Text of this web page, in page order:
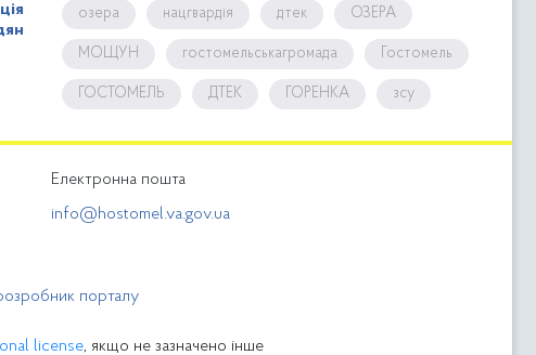
озера нацгвардія дтек ОЗЕРА
МОЩУН гостомельськагромада Гостомель
ГОСТОМЕЛЬ ДТЕК ГОРЕНКА зсу
Електронна пошта
info@hostomel.va.gov.ua
порталу
license, якщо не зазначено інше